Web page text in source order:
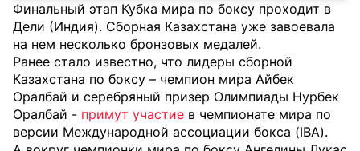
Финальный этап Кубка мира по боксу проходит в
Дели (Индия). Сборная Казахстана уже завоевала
на нем несколько бронзовых медалей.
Ранее стало известно, что лидеры сборной
Казахстана по боксу – чемпион мира Айбек
Оралбай и серебряный призер Олимпиады Нурбек
Оралбай - примут участие в чемпионате мира по
версии Международной ассоциации бокса (IBA).